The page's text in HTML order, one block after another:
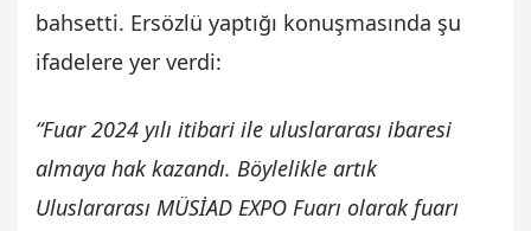
bahsetti. Ersözlü yaptığı konuşmasında şu
ifadelere yer verdi:
“Fuar 2024 yılı itibari ile uluslararası ibaresi
almaya hak kazandı. Böylelikle artık
Uluslararası MÜSİAD EXPO Fuarı olarak fuarı